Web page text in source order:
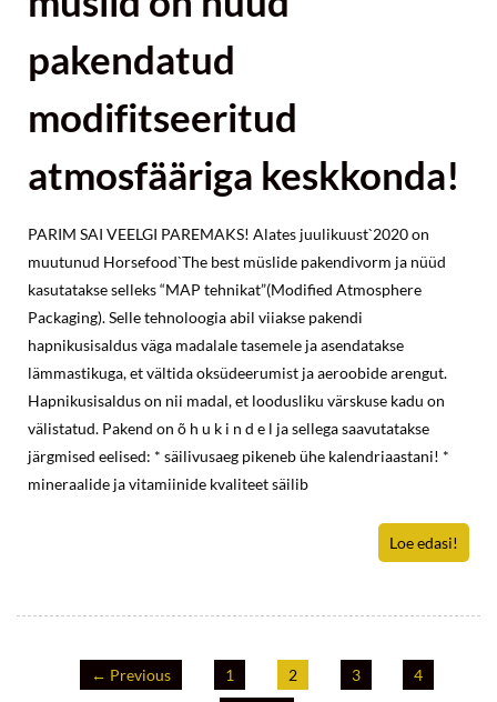
pakendatud
modifitseeritud
atmosfääriga keskkonda!
PARIM SAI VEELGI PAREMAKS! Alates juulikuust`2020 on
muutunud Horsefood`The best müslide pakendivorm ja nüüd
kasutatakse selleks “MAP tehnikat”(Modified Atmosphere
Packaging). Selle tehnoloogia abil viiakse pakendi
hapnikusisaldus väga madalale tasemele ja asendatakse
lämmastikuga, et vältida oksüdeerumist ja aeroobide arengut.
Hapnikusisaldus on nii madal, et loodusliku värskuse kadu on
välistatud. Pakend on õ h u k i n d e l ja sellega saavutatakse
järgmised eelised: * säilivusaeg pikeneb ühe kalendriaastani! *
mineraalide ja vitamiinide kvaliteet säilib
Loe edasi!
← Previous 1 2 3 4